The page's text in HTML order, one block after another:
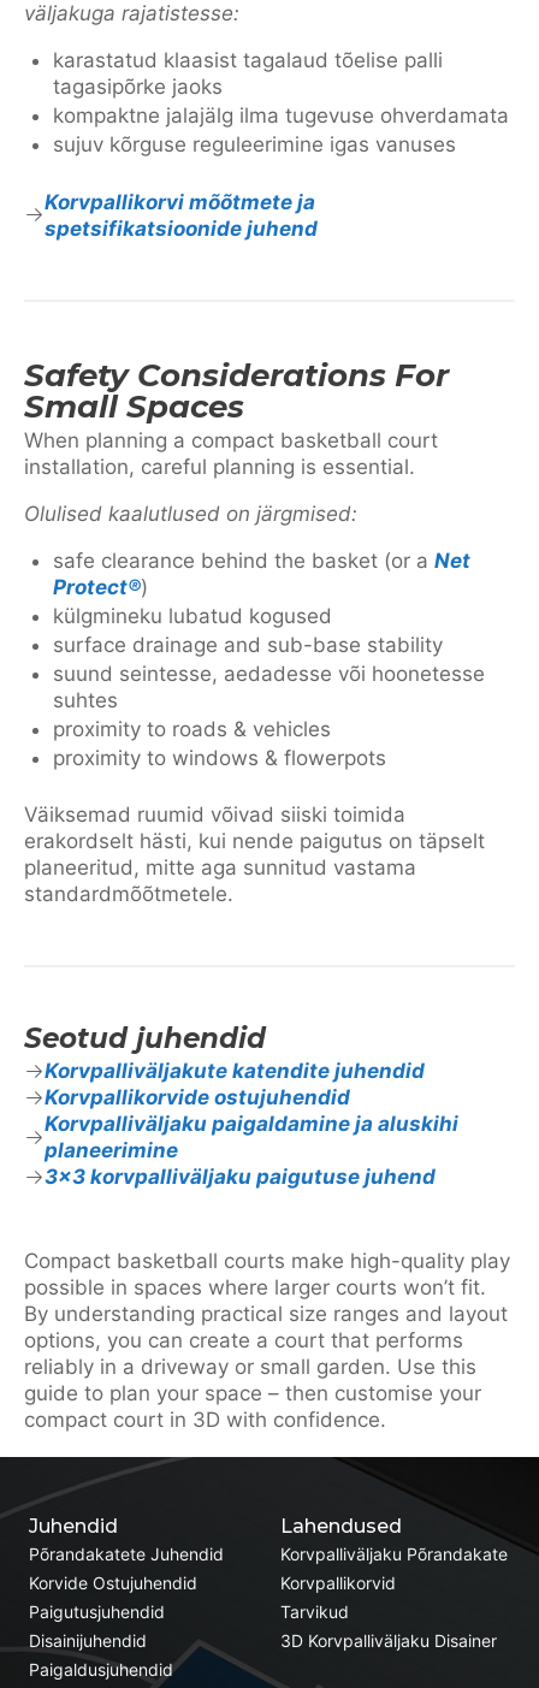
väljakuga rajatistesse:
karastatud klaasist tagalaud tõelise palli
tagasipõrke jaoks
kompaktne jalajälg ilma tugevuse ohverdamata
sujuv kõrguse reguleerimine igas vanuses
Korvpallikorvi mõõtmete ja
spetsifikatsioonide juhend
Safety Considerations For
Small Spaces
When planning a compact basketball court
installation, careful planning is essential.
Olulised kaalutlused on järgmised:
safe clearance behind the basket (or a Net
Protect®)
külgmineku lubatud kogused
surface drainage and sub-base stability
suund seintesse, aedadesse või hoonetesse
suhtes
proximity to roads & vehicles
proximity to windows & flowerpots
Väiksemad ruumid võivad siiski toimida
erakordselt hästi, kui nende paigutus on täpselt
planeeritud, mitte aga sunnitud vastama
standardmõõtmetele.
Seotud juhendid
Korvpalliväljakute katendite juhendid
Korvpallikorvide ostujuhendid
Korvpalliväljaku paigaldamine ja aluskihi
planeerimine
3×3 korvpalliväljaku paigutuse juhend
Compact basketball courts make high-quality play
possible in spaces where larger courts won’t fit.
By understanding practical size ranges and layout
options, you can create a court that performs
reliably in a driveway or small garden. Use this
guide to plan your space – then customise your
compact court in 3D with confidence.
Lahendused
Korvpalliväljaku Põrandakate
Korvpallikorvid
Tarvikud
3D Korvpalliväljaku Disainer
Juhendid
Põrandakatete Juhendid
Korvide Ostujuhendid
Paigutusjuhendid
Disainijuhendid
Paigaldusjuhendid